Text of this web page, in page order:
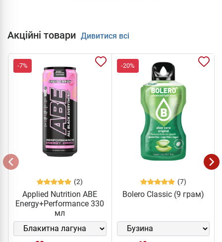
Акційні товари Дивитися всі
-7%
(2)
Applied Nutrition ABE
Energy+Performance 330
мл
-20%
(7)
Bolero Classic (9 грам)